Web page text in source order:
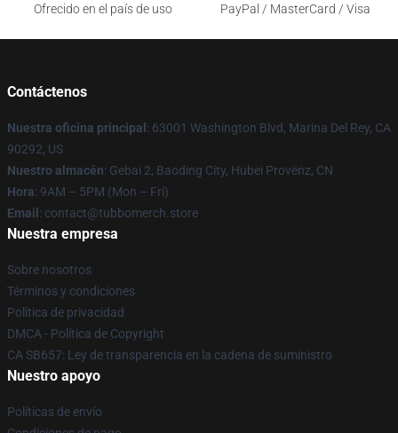
Ofrecido en el país de uso
PayPal / MasterCard / Visa
Contáctenos
Nuestra oficina principal : 63001 Washington Blvd, Marina Del Rey, CA
90292, US
Nuestro almacén: Gebai 2, Baoding City, Hubei Provënz, CN
Hora: 9AM – 5PM (Mon – Fri)
Email : contact@tubbomerch.store
Nuestra empresa
Sobre nosotros
Términos y condiciones
Política de privacidad
DMCA - Política de Copyright
CA SB657: Ley de transparencia en la cadena de suministro
Nuestro apoyo
Políticas de envío